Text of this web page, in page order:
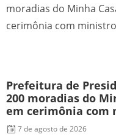
Prefeitura de
200 moradias do
em cerimônia com
7 de agosto de 2026